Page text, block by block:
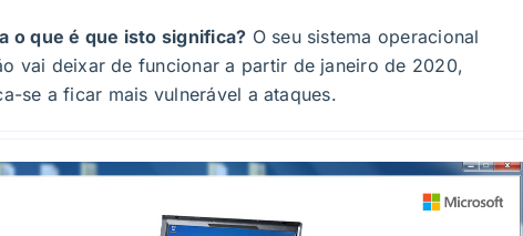
o que é que isto significa? O seu sistema operacional
vai deixar de funcionar a partir de janeiro de 2020,
se a ficar mais vulnerável a ataques.